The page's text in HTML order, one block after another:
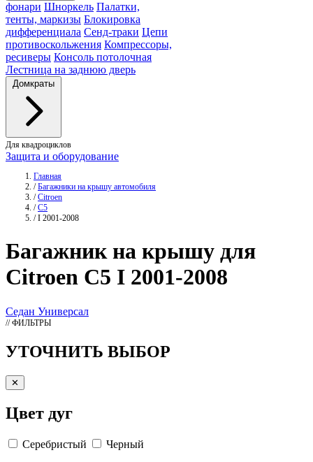
фонари Шноркель Палатки,
тенты, маркизы Блокировка
дифференциала Сенд-траки Цепи
противоскольжения Компрессоры,
ресиверы Консоль потолочная
Лестница на заднюю дверь
Домкраты
Для квадроциклов
Защита и оборудование
Главная
/ Багажники на крышу автомобиля
/ Citroen
/ C5
/ I 2001-2008
Багажникна крышу для
Citroen C5 I 2001-2008
Седан Универсал
// ФИЛЬТРЫ
УТОЧНИТЬ ВЫБОР
✕
Цвет дуг
Серебристый Черный